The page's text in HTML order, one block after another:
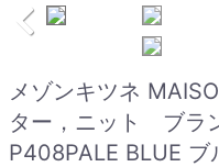
メゾンキツネ
ター，ニット ブ
P408PALE BLUE